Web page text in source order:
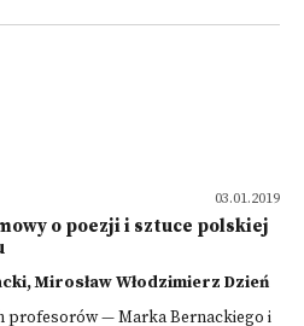
03.01.2019
o poezji i sztuce polskiej
Mirosław Włodzimierz Dzień
profesorów — Marka Bernackiego i